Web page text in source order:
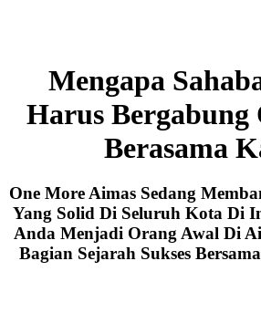
Mengapa
Harus Bergabung
Berasama
One More Aimas Sedang
Yang Solid Di Seluruh Kota Di
Anda Menjadi Orang Awal Di
Bagian Sejarah Sukses